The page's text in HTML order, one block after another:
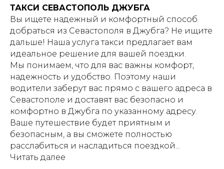
ТАКСИ СЕВАСТОПОЛЬ ДЖУБГА
Вы ищете надежный и комфортный способ
добраться из Севастополя в Джубга? Не ищите
дальше! Наша услуга такси предлагает вам
идеальное решение для вашей поездки.
Мы понимаем, что для вас важны комфорт,
надежность и удобство. Поэтому наши
водители заберут вас прямо с вашего адреса в
Севастополе и доставят вас безопасно и
комфортно в Джубга по указанному адресу.
Ваше путешествие будет приятным и
безопасным, а вы сможете полностью
расслабиться и насладиться поездкой...
Читать далее